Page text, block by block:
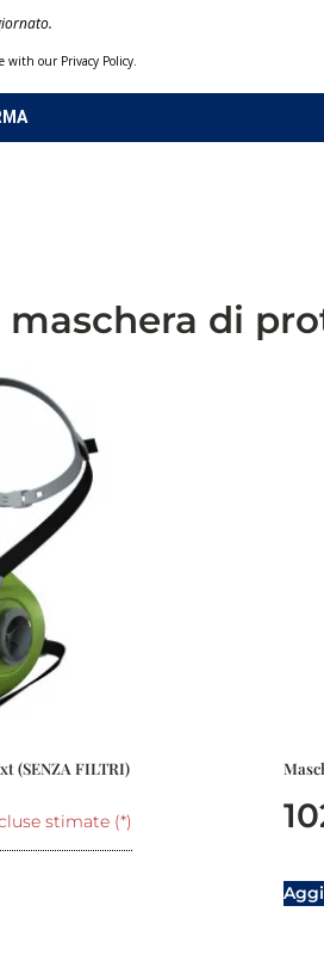
with our Privacy Policy.
di
(SENZA FILTRI)
stimate (*)